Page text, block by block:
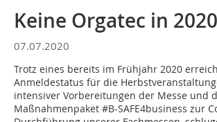
Keine Orgatec in 2020
07.07.2020
Trotz eines bereits im Frühjahr 2020
Anmeldestatus für die
intensiver Vorbereitungen der Messe und
Maßnahmenpaket #B-SAFE4business zur